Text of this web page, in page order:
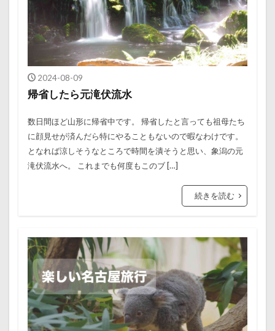
2024-08-09
帰省したら元滝伏流水
数日間ほど山形に帰省中です。 帰省したと言っても祖母たち
に顔見せが済んだら特にやることもないので暇なわけです。
となれば涼しそうなところで時間を潰そうと思い、象潟の元
滝伏流水へ。 これまでも何度もこのブ […]
続きを読む